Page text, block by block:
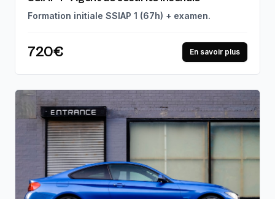
Formation initiale SSIAP 1 (67h) + examen.
720€ En savoir plus